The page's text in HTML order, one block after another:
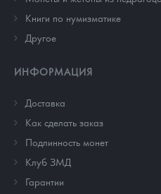
Книги по нумизматике
Другое
ИНФОРМАЦИЯ
Доставка
Как сделать заказ
Подлинность монет
Клуб ЗМД
Гарантии